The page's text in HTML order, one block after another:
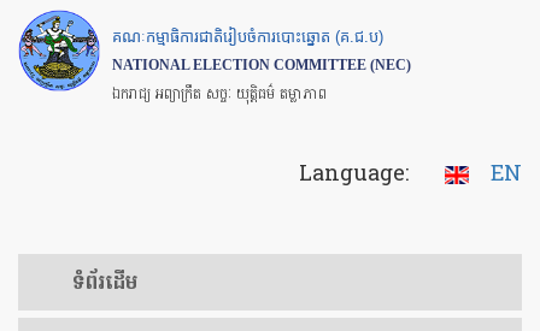
Skip
to
main
គណៈកម្មាធិការជាតិរៀបចំការបោះឆ្នោត (គ.ជ.ប)
NATIONAL ELECTION COMMITTEE (NEC)
ឯករាជ្យ អព្យាក្រឹត សច្ចៈ យុត្តិធម៌ តម្លាភាព
Language: EN
ទំព័រ​ដើម